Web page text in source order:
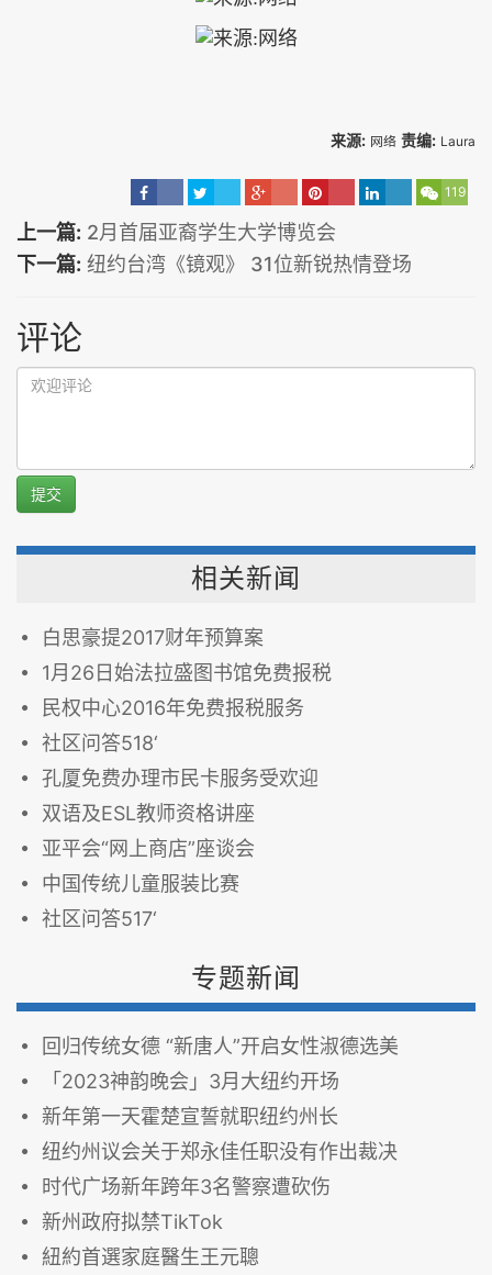
来源: 网络 责编: Laura
119
上一篇: 2月首届亚裔学生大学博览会
下一篇: 纽约台湾《镜观》 31位新锐热情登场
评论
提交
相关新闻
白思豪提2017财年预算案
1月26日始法拉盛图书馆免费报税
民权中心2016年免费报税服务
社区问答518‘
孔厦免费办理市民卡服务受欢迎
双语及ESL教师资格讲座
亚平会“网上商店”座谈会
中国传统儿童服装比赛
社区问答517‘
专题新闻
回归传统女德 “新唐人”开启女性淑德选美
「2023神韵晚会」3月大纽约开场
新年第一天霍楚宣誓就职纽约州长
纽约州议会关于郑永佳任职没有作出裁决
时代广场新年跨年3名警察遭砍伤
新州政府拟禁TikTok
紐約首選家庭醫生王元聰